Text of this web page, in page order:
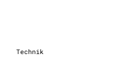
Technik